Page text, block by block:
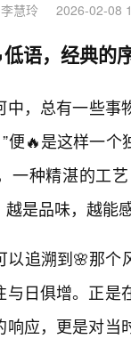
慧玲 2026-02-08
语，经典的
中，总有一些事
便🔥是这样一
一种精湛的工
是品味，越能
以追溯到🌸那
日俱增。正是
应，更是对当